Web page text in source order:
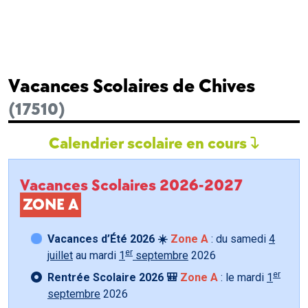
Vacances Scolaires de Chives
(17510)
Calendrier scolaire en cours
Vacances Scolaires 2026-2027
ZONE A
Vacances d’Été 2026 ☀️ Zone A : du samedi 4
juillet au mardi 1 er septembre 2026
Rentrée Scolaire 2026 🎒 Zone A : le mardi 1 er
septembre 2026